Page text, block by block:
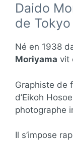
Daido
de
Né en 1938
Moriyama vit
Graphiste de
d’Eikoh
photographe
Il s’impose